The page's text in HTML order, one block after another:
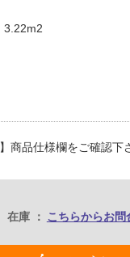
3.22m2
商品仕様欄をご確認下
在庫 こちらからお問